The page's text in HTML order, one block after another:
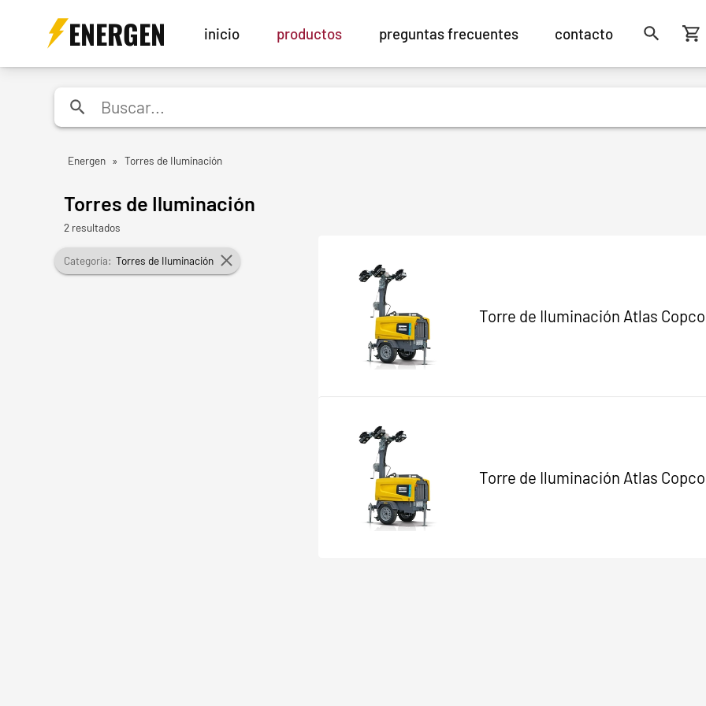
ENERGEN inicio productos preguntas frecuentes contacto
Energen » Torres de Iluminación
Torres de Iluminación
2 resultados
Categoría: Torres de Iluminación
Torre de Iluminación Atlas
Torre de Iluminación Atlas